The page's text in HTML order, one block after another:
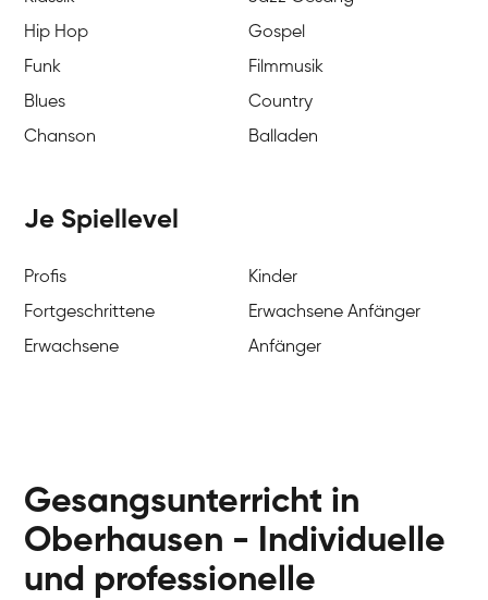
Hip Hop
Gospel
Funk
Filmmusik
Blues
Country
Chanson
Balladen
Je Spiellevel
Profis
Kinder
Fortgeschrittene
Erwachsene Anfänger
Erwachsene
Anfänger
Gesangsunterricht in
Oberhausen - Individuelle
und professionelle